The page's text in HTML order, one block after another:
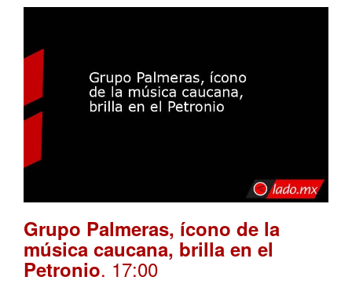
Grupo Palmeras, ícono de la
música caucana, brilla en el
Petronio. 17:00